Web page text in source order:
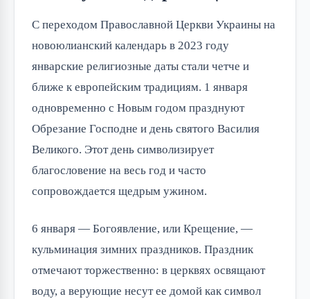
С переходом Православной Церкви Украины на
новоюлианский календарь в 2023 году
январские религиозные даты стали четче и
ближе к европейским традициям. 1 января
одновременно с Новым годом празднуют
Обрезание Господне и день святого Василия
Великого. Этот день символизирует
благословение на весь год и часто
сопровождается щедрым ужином.
6 января — Богоявление, или Крещение, —
кульминация зимних праздников. Праздник
отмечают торжественно: в церквях освящают
воду, а верующие несут ее домой как символ